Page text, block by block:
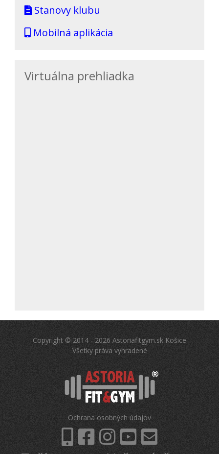
Stanovy klubu
Mobilná aplikácia
Virtuálna prehliadka
Copyright © 2014 - 2026 Astoriafitgym.sk Košice
Všetky práva vyhradené
Ochrana osobných údajov